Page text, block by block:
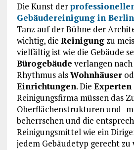
Die Kunst der
Gebäudereinigung in Berlin
Tanz auf der Bühne der
wichtig, die Reinigungzu
vielfältig ist wie die Gebäude
Bürogebäude verlangen
Rhythmus alsWohnhäuser
Einrichtungen. Die Experten
Reinigungsfirma müssen das
Oberflächenstrukturen und -
beherrschen und die
Reinigungsmittel wie ein
jedem Gebäudetyp gerecht zu